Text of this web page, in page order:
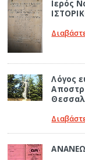
Ιερός
Λόγος